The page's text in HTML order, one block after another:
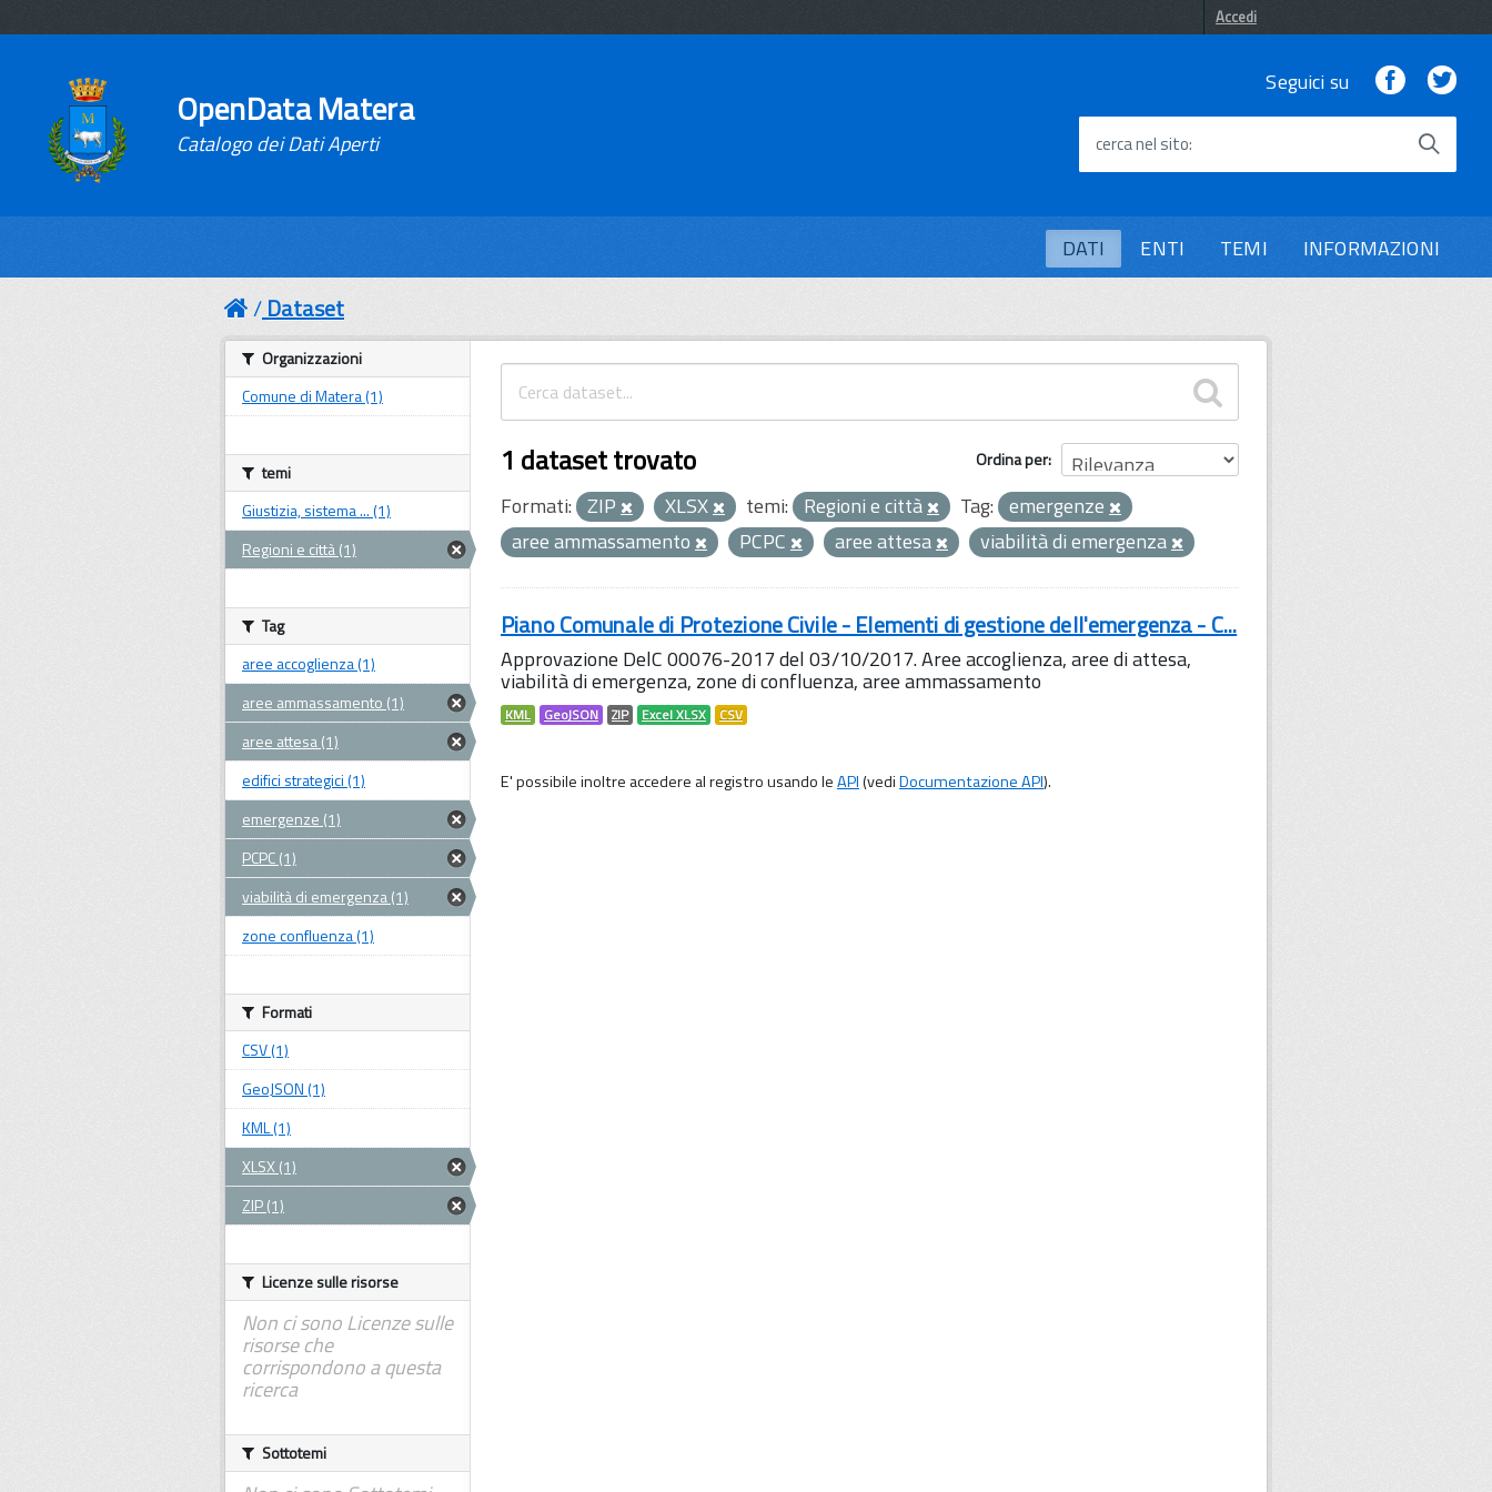
Accedi
OpenData Matera
Catalogo dei Dati Aperti
Seguici su Facebook
cerca nel sito
DATI ENTI TEMI INFORMAZIONI
Dataset
Ordina per
1 dataset trovato
Formati: ZIP XLSX temi: Regioni e città Tag: emergenze
aree ammassamento
PCPC aree attesa viabilità di emergenza
Piano Comunale di Protezione Civile - Elementi di gestione dell'emergenza - C...
Approvazione DelC 00076-2017 del 03/10/2017. Aree accoglienza, aree di attesa,
viabilità di emergenza, zone di confluenza, aree ammassamento
KML GeoJSON ZIP Excel XLSX CSV
E' possibile inoltre accedere al registro usando leAPI(vediDocumentazione API).
Organizzazioni
Comune di Matera (1)
temi
Giustizia, sistema ... (1)
Regioni e città (1)
Tag
aree accoglienza (1)
aree ammassamento (1)
aree attesa (1)
edifici strategici (1)
emergenze (1)
PCPC (1)
viabilità di emergenza (1)
zone confluenza (1)
Formati
CSV (1)
GeoJSON (1)
KML (1)
XLSX (1)
ZIP (1)
Licenze sulle risorse
Non ci sono Licenze sulle
risorse che
corrispondono a questa
ricerca
Sottotemi